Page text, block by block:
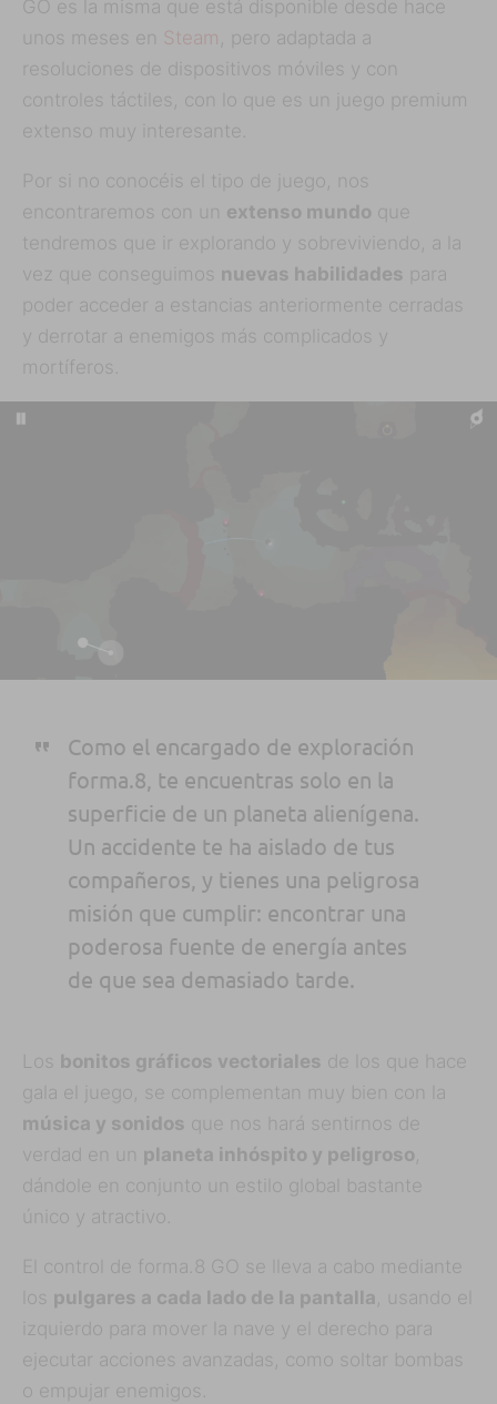
GO es la misma que está disponible desde hace
unos meses en Steam , pero adaptada a
resoluciones de dispositivos móviles y con
controles táctiles, con lo que es un juego premium
extenso muy interesante.
Por si no conocéis el tipo de juego, nos
encontraremos con un extenso mundo que
tendremos que ir explorando y sobreviviendo, a la
vez que conseguimos nuevas habilidades para
poder acceder a estancias anteriormente cerradas
y derrotar a enemigos más complicados y
mortíferos.
Como el encargado de exploración
forma.8, te encuentras solo en la
superficie de un planeta alienígena.
Un accidente te ha aislado de tus
compañeros, y tienes una peligrosa
misión que cumplir: encontrar una
poderosa fuente de energía antes
de que sea demasiado tarde.
Los bonitos gráficos vectoriales de los que hace
gala el juego, se complementan muy bien con la
música y sonidos que nos hará sentirnos de
verdad en un planeta inhóspito y peligroso,
dándole en conjunto un estilo global bastante
único y atractivo.
El control de forma.8 GO se lleva a cabo mediante
los pulgares a cada lado de la pantalla , usando el
izquierdo para mover la nave y el derecho para
ejecutar acciones avanzadas, como soltar bombas
o empujar enemigos.